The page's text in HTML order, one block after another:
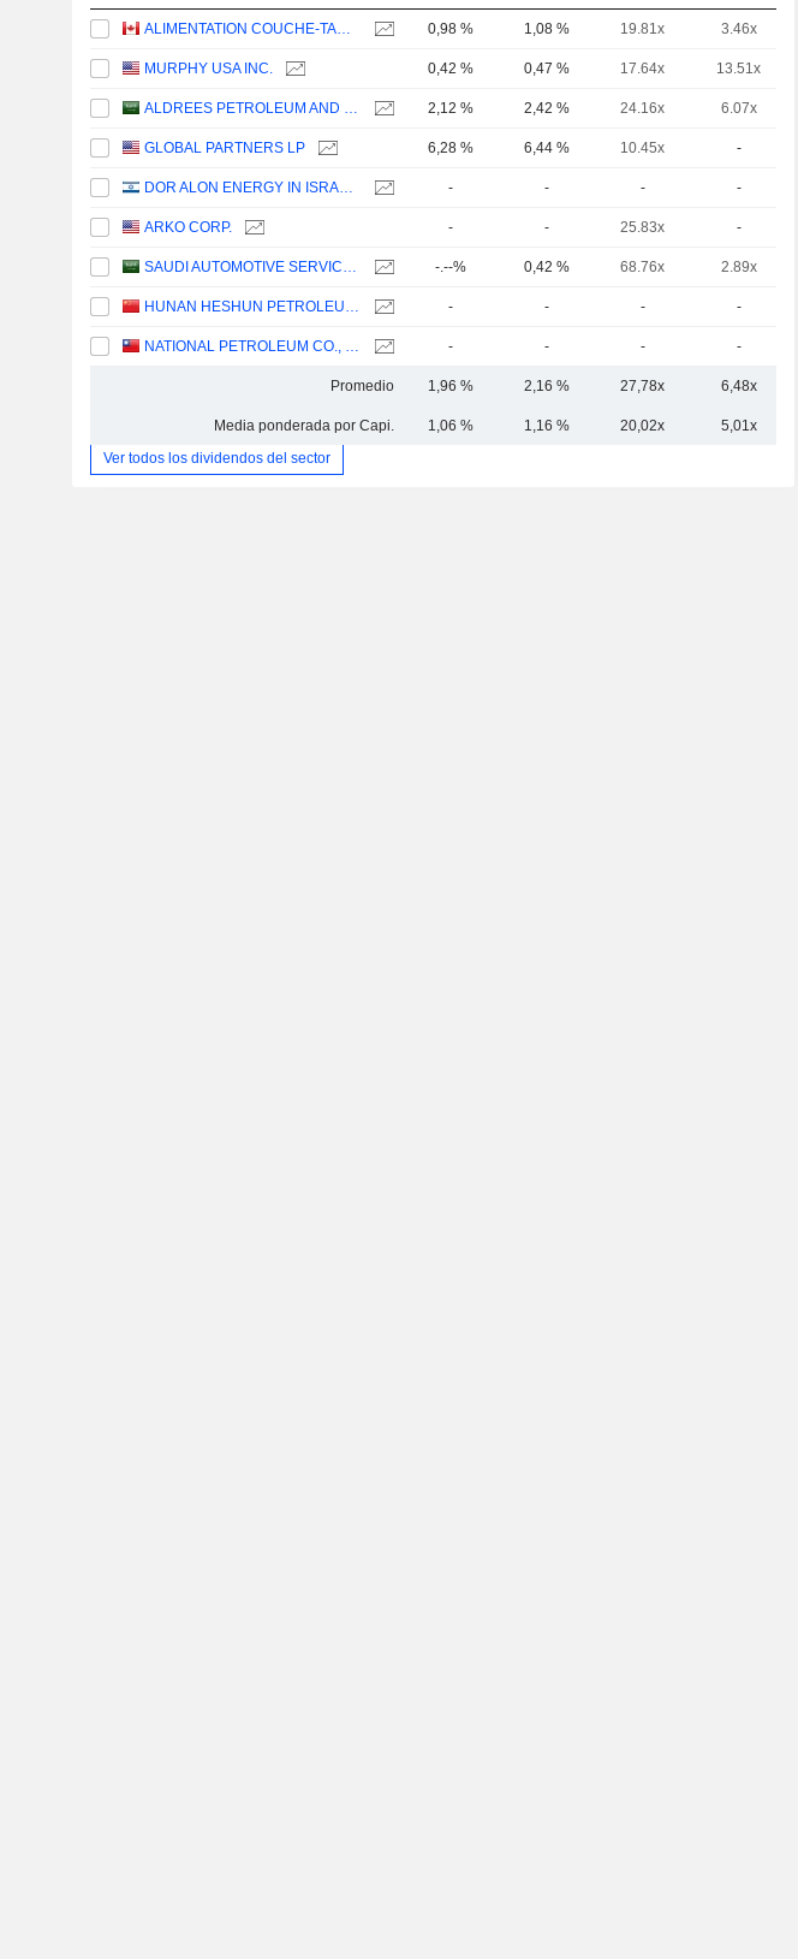
ALIMENTATION COUCHE-TARD INC. 0,98 % 1,08 % 19.81x 3.46x
MURPHY USA INC. 0,42 % 0,47 % 17.64x 13.51x
ALDREES PETROLEUM AND TRANSPORT SERVICES COMPANY 2,12 % 2,42 % 24.16x 6.07x
GLOBAL PARTNERS LP 6,28 % 6,44 % 10.45x -
DOR ALON ENERGY IN ISRAEL (1988) LTD - - - -
ARKO CORP. - - 25.83x -
SAUDI AUTOMOTIVE SERVICES COMPANY -.--% 0,42 % 68.76x 2.89x
HUNAN HESHUN PETROLEUM CO.,LTD. - - - -
NATIONAL PETROLEUM CO., LTD. - - - -
Promedio 1,96 % 2,16 % 27,78x 6,48x
Media ponderada por Capi. 1,06 % 1,16 % 20,02x 5,01x
Ver todos los dividendos del sector